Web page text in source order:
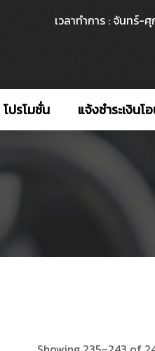
เวลาทำการ : จันทร์-
โปรโมชั่น แจ้งชำระเงินโ